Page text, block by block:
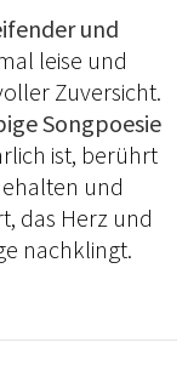
und
leise und
Zuversicht.
Songpoesie
ist, berührt
und
das Herz und
nachklingt.